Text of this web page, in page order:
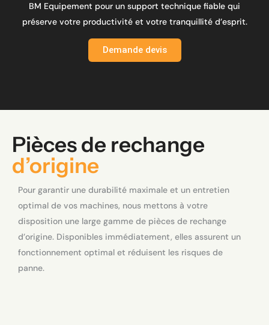
BM Equipement pour un support technique fiable qui
préserve votre productivité et votre tranquillité d’esprit.
Demande devis
Pièces de rechange
d’origine
Pour garantir une durabilité maximale et un entretien
optimal de vos machines, nous mettons à votre
disposition une large gamme de pièces de rechange
d’origine. Disponibles immédiatement, elles assurent un
fonctionnement optimal et réduisent les risques de
panne.